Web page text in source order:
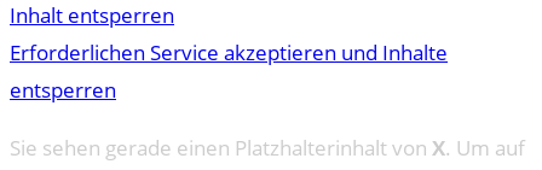
Inhalt entsperren
Erforderlichen Service akzeptieren und Inhalte
entsperren
Sie sehen gerade einen Platzhalterinhalt von X. Um auf